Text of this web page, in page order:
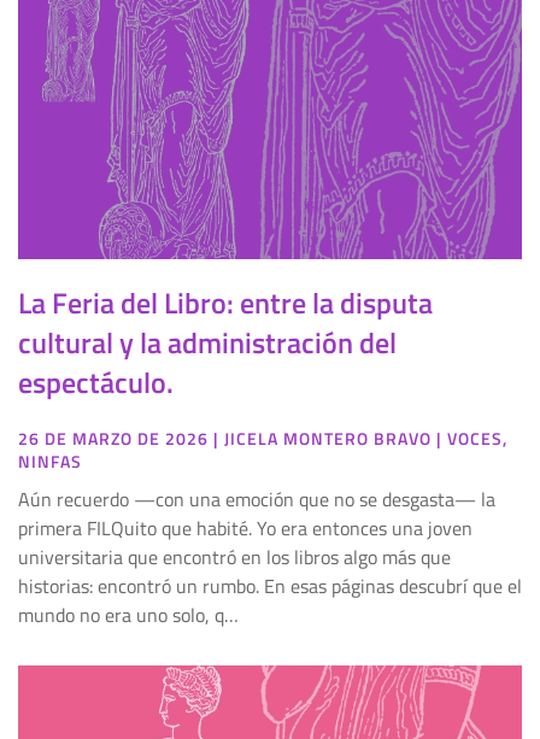
La Feria del Libro: entre la disputa
cultural y la administración del
espectáculo.
26 DE MARZO DE 2026 | JICELA MONTERO BRAVO | VOCES,
NINFAS
Aún recuerdo —con una emoción que no se desgasta— la
primera FILQuito que habité. Yo era entonces una joven
universitaria que encontró en los libros algo más que
historias: encontró un rumbo. En esas páginas descubrí que el
mundo no era uno solo, q…